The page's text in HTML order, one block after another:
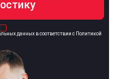
данных в соответствии с Политикой